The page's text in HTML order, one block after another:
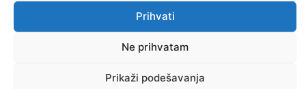
Prihvati
Ne prihvatam
Prikaži podešavanja
Ostale novosti